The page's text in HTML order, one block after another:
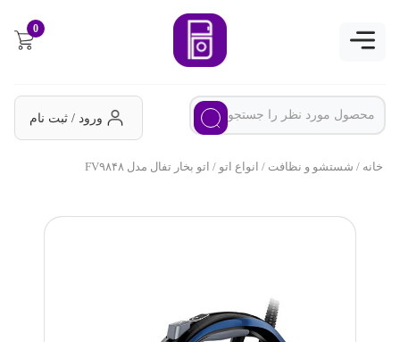
0
ورود / ثبت نام
خانه/ شستشو و نظافت/ انواع اتو/ اتو بخار تفال مدل FV۹۸۴۸